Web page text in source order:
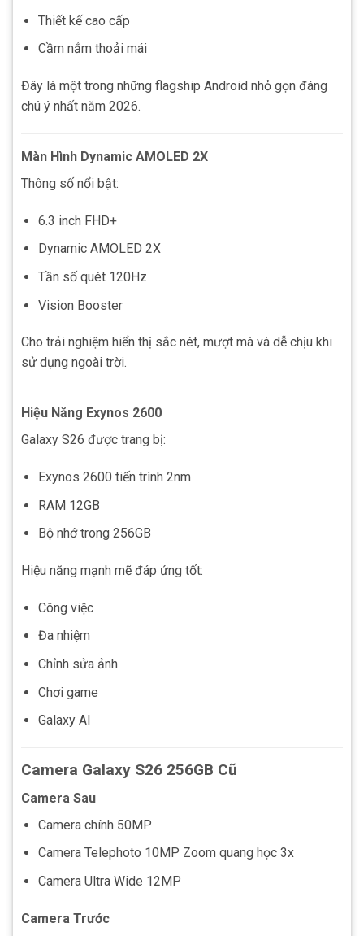
Thiết kế cao cấp
Cầm nắm thoải mái
Đây là một trong những flagship Android nhỏ gọn đáng
chú ý nhất năm 2026.
Màn Hình Dynamic AMOLED 2X
Thông số nổi bật:
6.3 inch FHD+
Dynamic AMOLED 2X
Tần số quét 120Hz
Vision Booster
Cho trải nghiệm hiển thị sắc nét, mượt mà và dễ chịu khi
sử dụng ngoài trời.
Hiệu Năng Exynos 2600
Galaxy S26 được trang bị:
Exynos 2600 tiến trình 2nm
RAM 12GB
Bộ nhớ trong 256GB
Hiệu năng mạnh mẽ đáp ứng tốt:
Công việc
Đa nhiệm
Chỉnh sửa ảnh
Chơi game
Galaxy AI
Camera Galaxy S26 256GB Cũ
Camera Sau
Camera chính 50MP
Camera Telephoto 10MP Zoom quang học 3x
Camera Ultra Wide 12MP
Camera Trước